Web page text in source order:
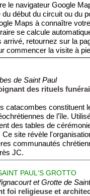
le navigateur Google
début du circuit ou du
Maps à connaître votre
se calcule
arrivé, retournez sur la
commencer la visite à
de Saint Paul
des rituels
catacombes constituent
de l'île.
des tables de
site révèle
communautés
JC.
PAUL'S GROTTO
et Grotte de
foi religieuse et